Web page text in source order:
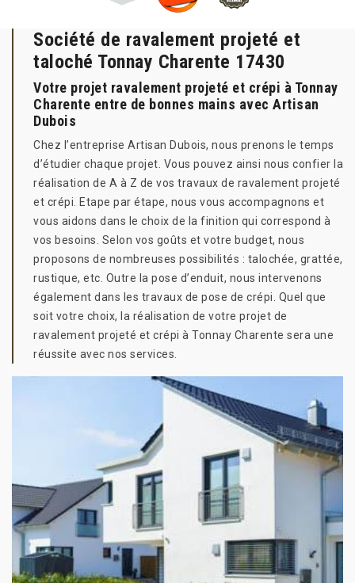
Société de ravalement projeté et
taloché Tonnay Charente 17430
Votre projet ravalement projeté et crépi à Tonnay
Charente entre de bonnes mains avec Artisan
Dubois
Chez l’entreprise Artisan Dubois, nous prenons le temps
d’étudier chaque projet. Vous pouvez ainsi nous confier la
réalisation de A à Z de vos travaux de ravalement projeté
et crépi. Etape par étape, nous vous accompagnons et
vous aidons dans le choix de la finition qui correspond à
vos besoins. Selon vos goûts et votre budget, nous
proposons de nombreuses possibilités : talochée, grattée,
rustique, etc. Outre la pose d’enduit, nous intervenons
également dans les travaux de pose de crépi. Quel que
soit votre choix, la réalisation de votre projet de
ravalement projeté et crépi à Tonnay Charente sera une
réussite avec nos services.